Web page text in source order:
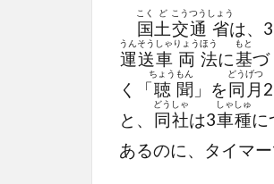
国
こく
土
ど
交
こう
通
つう
省
しょう
は、3
運
うん
送
そう
車
しゃ
両
りょう
法
ほう
に基
もと
づ
く「聴
ちょう
聞
もん
」を同
どう
月
げつ
と、 同
どう
社
しゃ
は3車
しゃ
種
しゅ
に
あるのに、タイマ